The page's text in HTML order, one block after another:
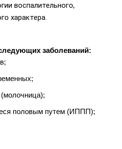
воспалительного,
характера.
заболеваний:
(молочница);
половым путем (ИППП);